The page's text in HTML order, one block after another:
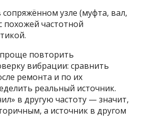
узле (муфта, вал,
похожей частотной
повторить
вибрации: сравнить
ремонта и по их
реальный источник.
в другую частоту — значит,
а источник в другом